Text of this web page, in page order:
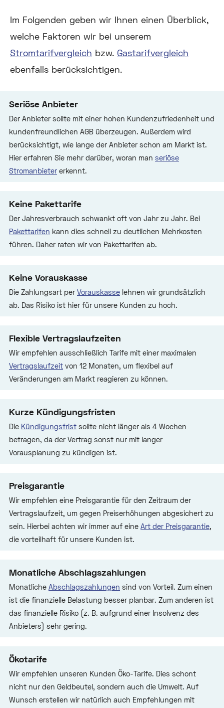
Im Folgenden geben wir Ihnen einen Überblick,
welche Faktoren wir bei unserem
Stromtarifvergleich bzw. Gastarifvergleich
ebenfalls berücksichtigen.
Seriöse Anbieter
Der Anbieter sollte mit einer hohen Kundenzufriedenheit und
kundenfreundlichen AGB überzeugen. Außerdem wird
berücksichtigt, wie lange der Anbieter schon am Markt ist.
Hier erfahren Sie mehr darüber, woran man seriöse
Stromanbieter erkennt.
Keine Pakettarife
Der Jahresverbrauch schwankt oft von Jahr zu Jahr. Bei
Pakettarifen kann dies schnell zu deutlichen Mehrkosten
führen. Daher raten wir von Pakettarifen ab.
Keine Vorauskasse
Die Zahlungsart per Vorauskasse lehnen wir grundsätzlich
ab. Das Risiko ist hier für unsere Kunden zu hoch.
Flexible Vertragslaufzeiten
Wir empfehlen ausschließlich Tarife mit einer maximalen
Vertragslaufzeit von 12 Monaten, um flexibel auf
Veränderungen am Markt reagieren zu können.
Kurze Kündigungsfristen
Die Kündigungsfrist sollte nicht länger als 4 Wochen
betragen, da der Vertrag sonst nur mit langer
Vorausplanung zu kündigen ist.
Preisgarantie
Wir empfehlen eine Preisgarantie für den Zeitraum der
Vertragslaufzeit, um gegen Preiserhöhungen abgesichert zu
sein. Hierbei achten wir immer auf eine Art der Preisgarantie,
die vorteilhaft für unsere Kunden ist.
Monatliche Abschlagszahlungen
Monatliche Abschlagszahlungen sind von Vorteil. Zum einen
ist die finanzielle Belastung besser planbar. Zum anderen ist
das finanzielle Risiko (z. B. aufgrund einer Insolvenz des
Anbieters) sehr gering.
Ökotarife
Wir empfehlen unseren Kunden Öko-Tarife. Dies schont
nicht nur den Geldbeutel, sondern auch die Umwelt. Auf
Wunsch erstellen wir natürlich auch Empfehlungen mit